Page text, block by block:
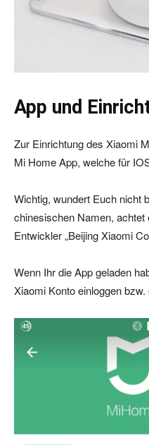
App und
Zur Einrichtung des Xiaomi
Mi Home App, welche für
Wichtig, wundert Euch nicht
chinesischen Namen,
Entwickler „Beijing Xiaomi
Wenn Ihr die App geladen
Xiaomi Konto einloggen